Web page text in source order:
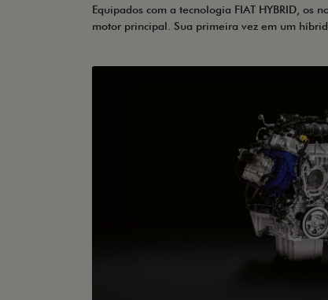
Equipados com a tecnologia FIAT HYBRID, os
motor principal. Sua primeira vez em um